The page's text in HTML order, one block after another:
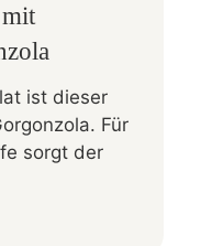
ist dieser
Für
sorgt der